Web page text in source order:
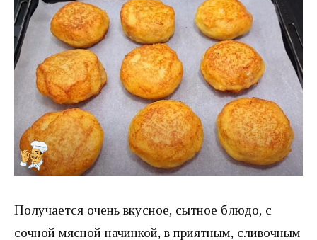
Получается очень вкусное, сытное блюдо, с
сочной мясной начинкой, в приятным, сливочным